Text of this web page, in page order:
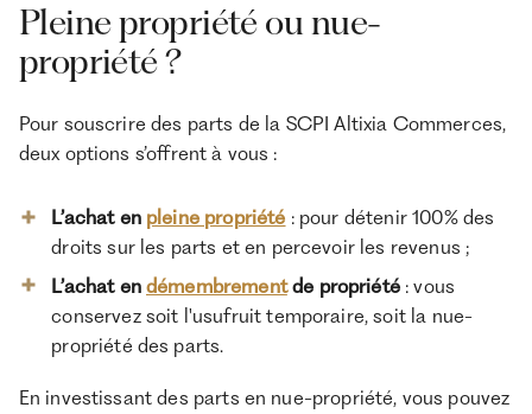
Pleine propriété ou nue-
propriété ?
Pour souscrire des parts de la SCPI Altixia Commerces,
deux options s’offrent à vous :
L’achat en pleine propriété : pour détenir 100% des
droits sur les parts et en percevoir les revenus ;
L’achat en démembrementde propriété: vous
conservez soit l'usufruit temporaire, soit la nue-
propriété des parts.
En investissant des parts en nue-propriété, vous pouvez